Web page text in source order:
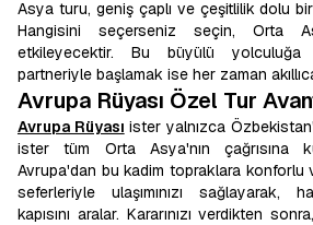
Asya turu, geniş çaplı ve çeşitlilik dolu
Hangisini seçerseniz seçin, Orta
etkileyecektir. Bu büyülü yolculuğa
partneriyle başlamak ise her zaman
Avrupa Rüyası Özel Tur
Avrupa Rüyası ister yalnızca
ister tüm Orta Asya'nın çağrısına
Avrupa'dan bu kadim topraklara konforlu
seferleriyle ulaşımınızı sağlayarak,
kapısını aralar. Kararınızı verdikten